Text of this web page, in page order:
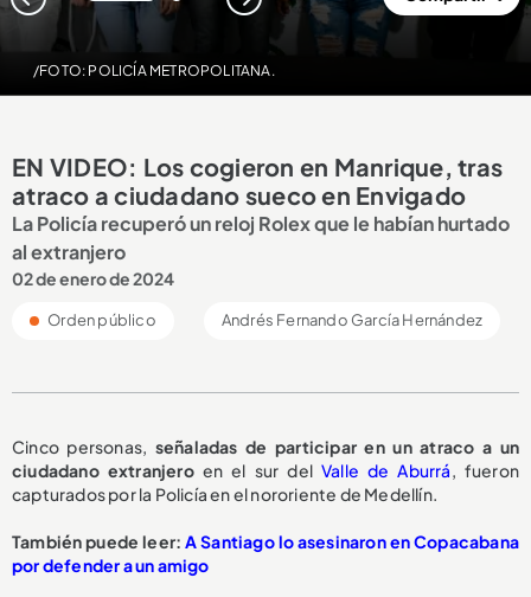
/FOTO: POLICÍA METROPOLITANA.
EN VIDEO: Los cogieron en Manrique, tras
atraco a ciudadano sueco en Envigado
La Policía recuperó un reloj Rolex que le habían hurtado
al extranjero
02 de enero de 2024
Orden público Andrés Fernando García Hernández
Cinco personas, señaladas de participar en un atraco a un
ciudadano extranjeroen el sur del Valle de Aburrá, fueron
capturados por la Policía en el nororiente de Medellín.
También puede leer: A Santiago lo asesinaron en Copacabana
por defender a un amigo